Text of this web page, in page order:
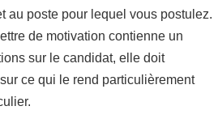
au poste pour lequel vous postulez.
de motivation contienne un
sur le candidat, elle doit
ce qui le rend particulièrement